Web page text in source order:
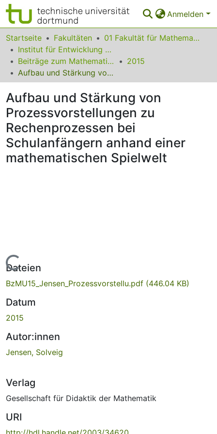
Anmelden
Bereiche & Sammlungen
Das gesamte Repositorium
Statistiken
FAQ
Leitlinien
Zurück zur Startseite
Startseite Fakultäten
01 Fakultät für Mathematik
Institut für Entwicklung und Erforschung des Mathematikunterrichts
Beiträge zum Mathematikunterricht
2015
Aufbau und Stärkung von Prozessvorstellungen zu Rechenprozessen bei Schulanfängern anhand einer mathematischen Spielwelt
Aufbau und Stärkung von
Prozessvorstellungen zu
Rechenprozessen bei
Schulanfängern anhand einer
mathematischen Spielwelt
Lade...
Dateien
BzMU15_Jensen_Prozessvorstellu.pdf (446.04 KB)
Datum
2015
Autor:innen
Jensen, Solveig
Verlag
Gesellschaft für Didaktik der Mathematik
URI